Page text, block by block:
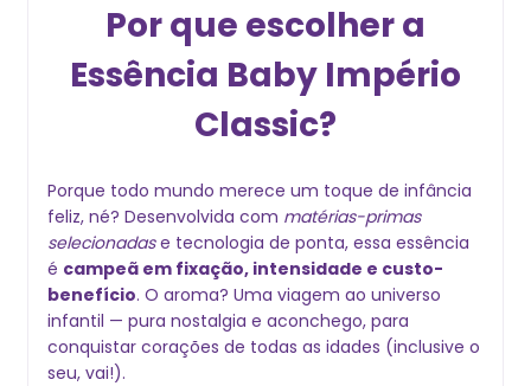
Por que escolher a
Essência Baby Império
Classic?
Porque todo mundo merece um toque de infância
feliz, né? Desenvolvida com matérias-primas
selecionadase tecnologia de ponta, essa essência
é campeã em fixação, intensidade e custo-
benefício. O aroma? Uma viagem ao universo
infantil — pura nostalgia e aconchego, para
conquistar corações de todas as idades (inclusive o
seu, vai!).